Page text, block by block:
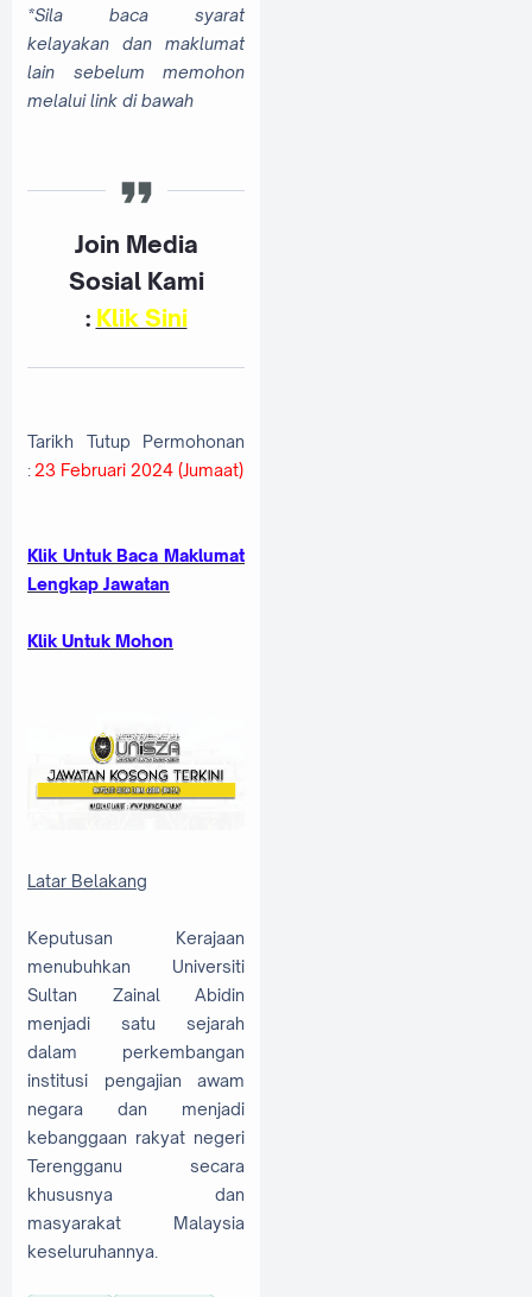
*Sila baca syarat
kelayakan dan maklumat
lain sebelum memohon
melalui link di bawah
Join Media
Sosial Kami
: Klik Sini
Tarikh Tutup Permohonan
: 23 Februari 2024 (Jumaat)
Klik Untuk Baca Maklumat
Lengkap Jawatan
Klik Untuk Mohon
Latar Belakang
Keputusan Kerajaan
menubuhkan Universiti
Sultan Zainal Abidin
menjadi satu sejarah
dalam perkembangan
institusi pengajian awam
negara dan menjadi
kebanggaan rakyat negeri
Terengganu secara
khususnya dan
masyarakat Malaysia
keseluruhannya.